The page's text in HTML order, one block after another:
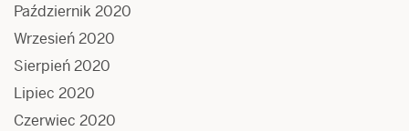
Październik 2020
Wrzesień 2020
Sierpień 2020
Lipiec 2020
Czerwiec 2020